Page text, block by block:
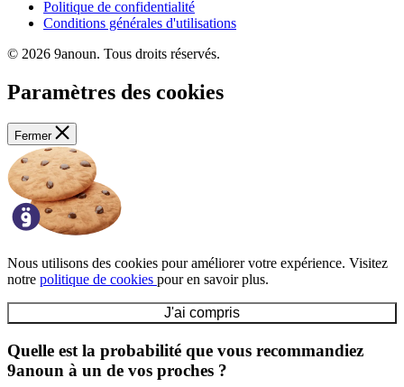
Politique de confidentialité
Conditions générales d'utilisations
© 2026 9anoun. Tous droits réservés.
Paramètres des cookies
Fermer
Nous utilisons des cookies pour améliorer votre expérience. Visitez
notre politique de cookies pour en savoir plus.
J'ai compris
Quelle est la probabilité que vous recommandiez
9anoun à un de vos proches ?